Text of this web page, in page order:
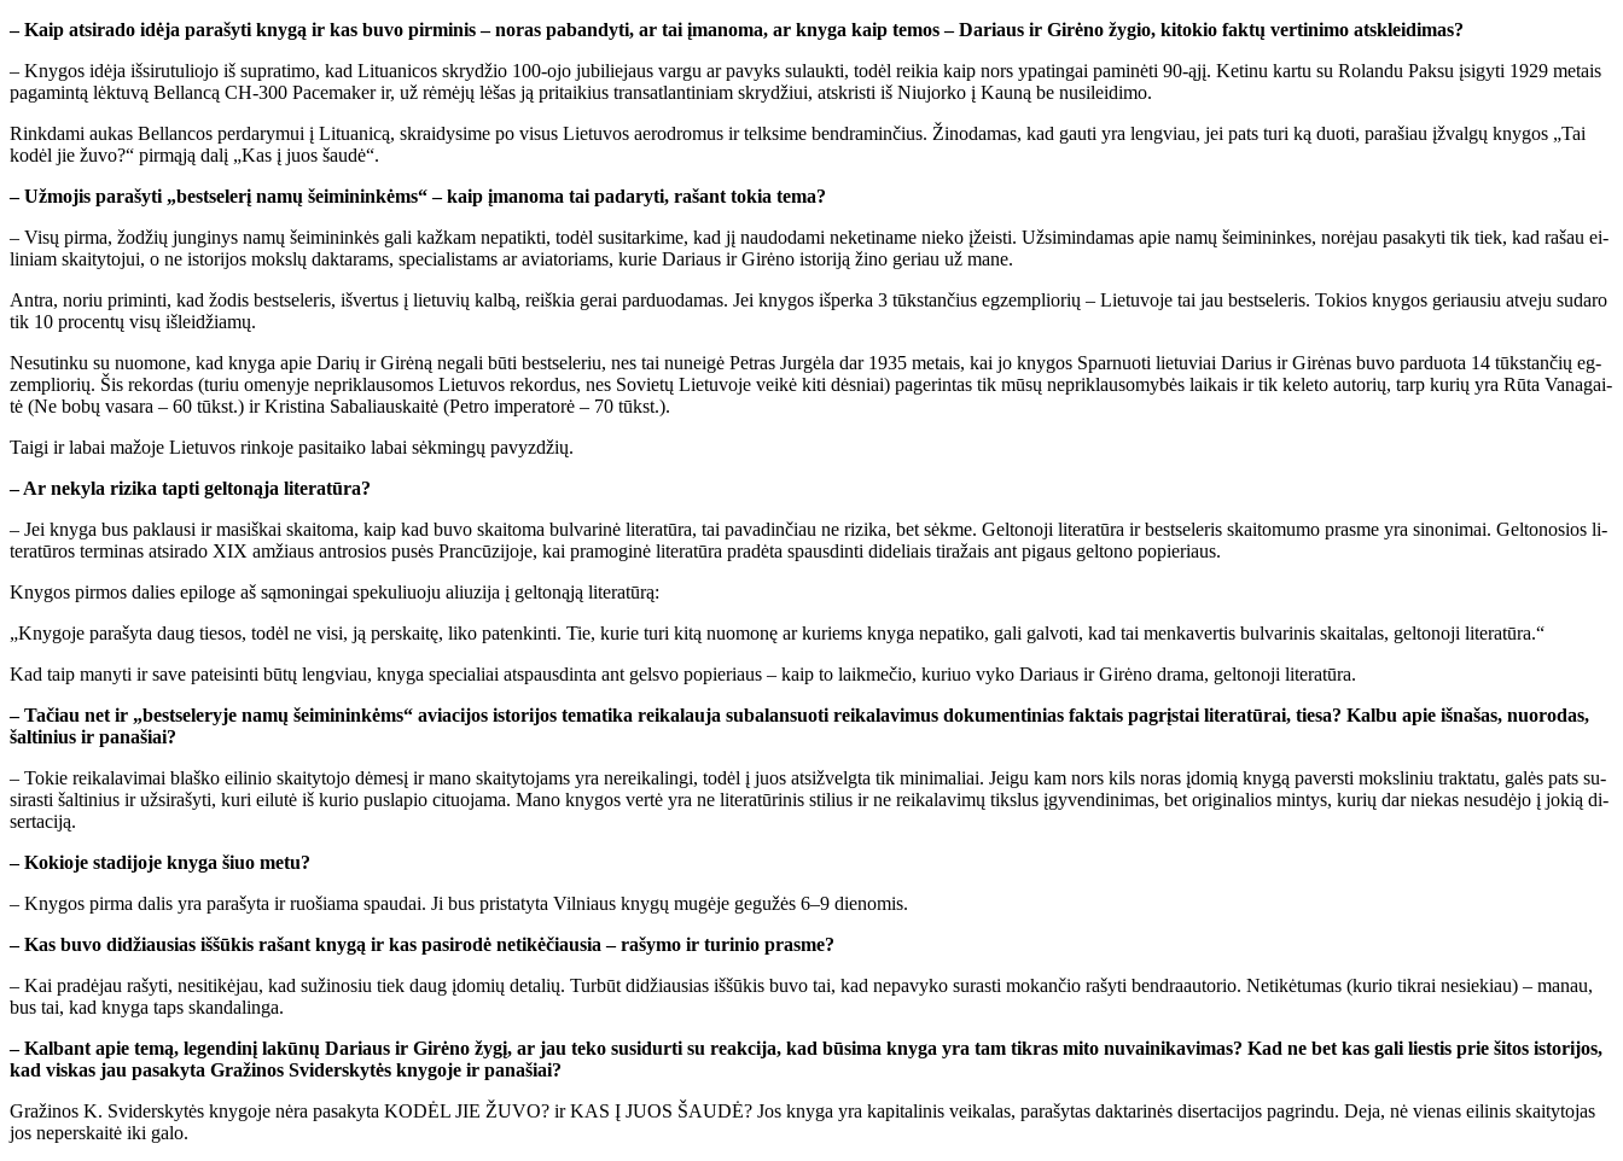
– Kaip at­si­ra­do idė­ja pa­ra­šy­ti kny­gą ir kas bu­vo pir­mi­nis – no­ras pa­ban­dy­ti, ar tai įma­no­ma, ar kny­ga kaip te­mos – Da­riaus ir Gi­rė­no žy­gio, ki­to­kio fak­tų ver­ti­ni­mo at­sklei­di­mas?
– Kny­gos idė­ja iš­si­ru­tu­lio­jo iš su­pra­ti­mo, kad Li­tu­a­ni­cos skry­džio 100-ojo ju­bi­lie­jaus var­gu ar pa­vyks su­lauk­ti, to­dėl rei­kia kaip nors ypa­tin­gai pa­mi­nė­ti 90-ąjį. Ke­ti­nu kar­tu su Ro­lan­du Pa­ksu įsi­gy­ti 1929 me­tais
pa­ga­min­tą lėk­tu­vą Bel­lan­cą CH-300 Pa­ce­ma­ker ir, už rė­mė­jų lė­šas ją pri­tai­kius trans­at­lan­ti­niam skry­džiui, at­skris­ti iš Niu­jor­ko į Kau­ną be nu­si­lei­di­mo.
Rink­da­mi au­kas Bel­lan­cos per­da­ry­mui į Li­tu­a­ni­cą, skrai­dy­si­me po vi­sus Lie­tu­vos ae­ro­dro­mus ir telk­si­me ben­dra­min­čius. Ži­no­da­mas, kad gau­ti yra leng­viau, jei pats tu­ri ką duo­ti, pa­ra­šiau įžval­gų kny­gos „Tai
ko­dėl jie žu­vo?“ pir­mą­ją da­lį „Kas į juos šau­dė“.
– Už­mo­jis pa­ra­šy­ti „best­se­lerį na­mų šei­mi­nin­kėms“ – kaip įma­no­ma tai pa­da­ry­ti, ra­šant to­kia te­ma?
– Vi­sų pir­ma, žo­džių jun­gi­nys na­mų šei­mi­nin­kės ga­li kaž­kam ne­pa­tik­ti, to­dėl su­si­tar­ki­me, kad jį nau­do­da­mi ne­ke­ti­na­me nie­ko įžeis­ti. Už­si­min­da­mas apie na­mų šei­mi­nin­kes, no­rė­jau pa­sa­ky­ti tik tiek, kad ra­šau ei­
li­niam skai­ty­to­jui, o ne is­to­ri­jos moks­lų dak­ta­rams, spe­cia­lis­tams ar avia­to­riams, ku­rie Da­riaus ir Gi­rė­no is­to­ri­ją ži­no ge­riau už ma­ne.
An­tra, no­riu pri­min­ti, kad žo­dis best­se­leris, iš­ver­tus į lie­tu­vių kal­bą, reiš­kia ge­rai par­duo­da­mas. Jei kny­gos iš­per­ka 3 tūks­tan­čius eg­zem­plio­rių – Lie­tu­vo­je tai jau best­se­leris. To­kios kny­gos ge­riau­siu at­ve­ju su­da­ro
tik 10 pro­cen­tų vi­sų iš­lei­džia­mų.
Ne­su­tin­ku su nuo­mo­ne, kad kny­ga apie Da­rių ir Gi­rė­ną ne­ga­li bū­ti best­se­leriu, nes tai nu­nei­gė Pet­ras Jur­gė­la dar 1935 me­tais, kai jo kny­gos Spar­nuo­ti lie­tu­viai Da­rius ir Gi­rė­nas bu­vo par­duo­ta 14 tūks­tan­čių eg­
zem­plio­rių. Šis re­kor­das (tu­riu ome­ny­je ne­pri­klau­so­mos Lie­tu­vos re­kor­dus, nes So­vie­tų Lie­tu­vo­je vei­kė ki­ti dės­niai) pa­ge­rin­tas tik mū­sų ne­pri­klau­so­my­bės lai­kais ir tik ke­le­to au­to­rių, tarp ku­rių yra Rū­ta Va­na­gai­
tė (Ne bo­bų va­sa­ra – 60 tūkst.) ir Kris­ti­na Sa­ba­liaus­kai­tė (Pet­ro im­pe­ra­to­rė – 70 tūkst.).
Tai­gi ir la­bai ma­žo­je Lie­tu­vos rin­ko­je pa­si­tai­ko la­bai sėk­min­gų pa­vyz­džių.
– Ar ne­ky­la ri­zi­ka tap­ti gel­to­ną­ja li­te­ra­tū­ra?
– Jei kny­ga bus pa­klau­si ir ma­siš­kai skai­to­ma, kaip kad bu­vo skai­to­ma bul­va­ri­nė li­te­ra­tū­ra, tai pa­va­din­čiau ne ri­zi­ka, bet sėk­me. Gel­to­no­ji li­te­ra­tū­ra ir best­se­leris skai­to­mu­mo pras­me yra si­no­ni­mai. Gel­to­no­sios li­
te­ra­tū­ros ter­mi­nas at­si­ra­do XIX am­žiaus ant­ro­sios pu­sės Pran­cū­zi­jo­je, kai pra­mo­gi­nė li­te­ra­tū­ra pra­dė­ta spaus­din­ti di­de­liais ti­ra­žais ant pi­gaus gel­to­no po­pie­riaus.
Kny­gos pir­mos da­lies epi­lo­ge aš są­mo­nin­gai spe­ku­liuo­ju aliu­zi­ja į gel­to­ną­ją li­te­ra­tū­rą:
„Kny­go­je pa­ra­šy­ta daug tie­sos, to­dėl ne vi­si, ją per­skai­tę, li­ko pa­ten­kin­ti. Tie, ku­rie tu­ri ki­tą nuo­mo­nę ar ku­riems kny­ga ne­pa­ti­ko, ga­li gal­vo­ti, kad tai men­ka­ver­tis bul­va­ri­nis skai­ta­las, gel­to­no­ji li­te­ra­tū­ra.“
Kad taip ma­ny­ti ir sa­ve pa­tei­sin­ti bū­tų leng­viau, kny­ga spe­cia­liai at­spaus­din­ta ant gels­vo po­pie­riaus – kaip to laik­me­čio, ku­riuo vy­ko Da­riaus ir Gi­rė­no dra­ma, gel­to­no­ji li­te­ra­tū­ra.
– Ta­čiau net ir „best­se­leryje na­mų šei­mi­nin­kėms“ avia­ci­jos is­to­ri­jos te­ma­ti­ka rei­ka­lau­ja su­ba­lan­suo­ti rei­ka­la­vi­mus do­ku­men­ti­nias fak­tais pa­grįs­tai li­te­ra­tū­rai, tie­sa? Kal­bu apie iš­na­šas, nuo­ro­das,
šal­ti­nius ir pa­na­šiai?
– To­kie rei­ka­la­vi­mai blaš­ko ei­li­nio skai­ty­to­jo dė­me­sį ir ma­no skai­ty­to­jams yra ne­rei­ka­lin­gi, to­dėl į juos at­si­žvelg­ta tik mi­ni­ma­liai. Jei­gu kam nors kils no­ras įdo­mią kny­gą pa­vers­ti moks­li­niu trak­ta­tu, ga­lės pats su­
si­ras­ti šal­ti­nius ir už­si­ra­šy­ti, ku­ri ei­lu­tė iš ku­rio pus­la­pio ci­tuo­ja­ma. Ma­no kny­gos ver­tė yra ne li­te­ra­tū­ri­nis sti­lius ir ne rei­ka­la­vi­mų tiks­lus įgy­ven­di­ni­mas, bet ori­gi­na­lios min­tys, ku­rių dar nie­kas ne­su­dė­jo į jo­kią di­
ser­ta­ci­ją.
– Ko­kio­je sta­di­jo­je kny­ga šiuo me­tu?
– Kny­gos pir­ma da­lis yra pa­ra­šy­ta ir ruo­šia­ma spau­dai. Ji bus pri­sta­ty­ta Vil­niaus kny­gų mu­gė­je ge­gu­žės 6–9 die­no­mis.
– Kas bu­vo di­džiau­sias iš­šū­kis ra­šant kny­gą ir kas pa­si­ro­dė ne­ti­kė­čiau­sia – ra­šy­mo ir tu­ri­nio pras­me?
– Kai pra­dė­jau ra­šy­ti, ne­si­ti­kė­jau, kad su­ži­no­siu tiek daug įdo­mių de­ta­lių. Tur­būt di­džiau­sias iš­šū­kis bu­vo tai, kad ne­pa­vy­ko su­ras­ti mo­kan­čio ra­šy­ti ben­dra­au­to­rio. Ne­ti­kė­tu­mas (ku­rio tik­rai ne­sie­kiau) – ma­nau,
bus tai, kad kny­ga taps skan­da­lin­ga.
– Kal­bant apie te­mą, le­gen­di­nį la­kū­nų Da­riaus ir Gi­rė­no žy­gį, ar jau te­ko su­si­dur­ti su re­ak­ci­ja, kad bū­si­ma kny­ga yra tam tik­ras mi­to nu­vai­ni­ka­vi­mas? Kad ne bet kas ga­li lies­tis prie ši­tos is­to­ri­jos,
kad vis­kas jau pa­sa­ky­ta Gra­ži­nos Svi­ders­ky­tės kny­go­je ir pa­na­šiai?
Gra­ži­nos K. Svi­ders­ky­tės kny­go­je nė­ra pa­sa­ky­ta KO­DĖL JIE ŽU­VO? ir KAS Į JUOS ŠAU­DĖ? Jos kny­ga yra ka­pi­ta­li­nis vei­ka­las, pa­ra­šy­tas dak­ta­ri­nės di­ser­ta­ci­jos pa­grin­du. De­ja, nė vie­nas ei­li­nis skai­ty­to­jas
jos ne­per­skai­tė iki ga­lo.